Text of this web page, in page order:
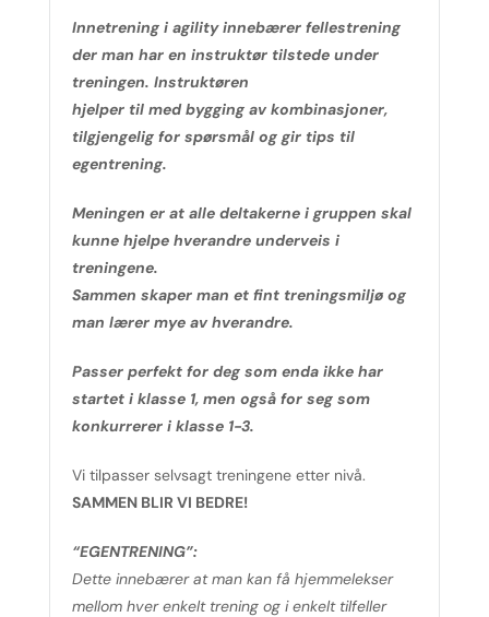
Innetrening i agility innebærer fellestrening
der man har en instruktør tilstede under
treningen. Instruktøren
hjelper til med bygging av kombinasjoner,
tilgjengelig for spørsmål og gir tips til
egentrening.
Meningen er at alle deltakerne i gruppen skal
kunne hjelpe hverandre underveis i
treningene.
Sammen skaper man et fint treningsmiljø og
man lærer mye av hverandre.
Passer perfekt for deg som enda ikke har
startet i klasse 1, men også for seg som
konkurrerer i klasse 1-3.
Vi tilpasser selvsagt treningene etter nivå.
SAMMEN BLIR VI BEDRE!
“EGENTRENING”:
Dette innebærer at man kan få hjemmelekser
mellom hver enkelt trening og i enkelt tilfeller